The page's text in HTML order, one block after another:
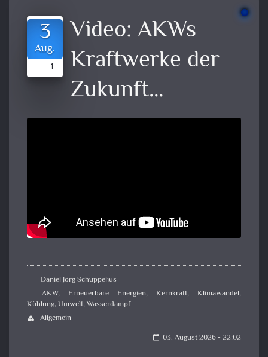
3
Aug.
1
Video: AKWs
Kraftwerke der
Zukunft…
Daniel Jörg Schuppelius
AKW, Erneuerbare Energien, Kernkraft, Klimawandel,
Kühlung,Umwelt,Wasserdampf
category Allgemein
calendar_today 03. August 2026 - 22:02